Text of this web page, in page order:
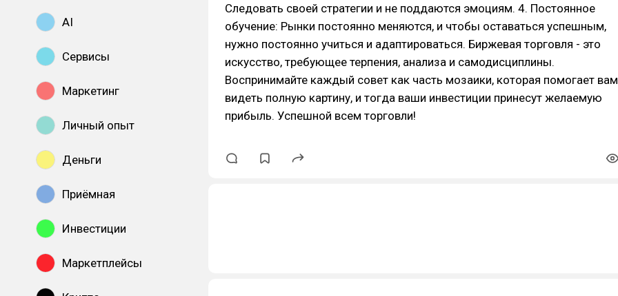
AI
Сервисы
Маркетинг
Личный опыт
Деньги
Приёмная
Инвестиции
Маркетплейсы
Следовать своей стратегии и не поддаются эмоциям. 4. Постоянное
обучение: Рынки постоянно меняются, и чтобы оставаться успешным,
нужно постоянно учиться и адаптироваться. Биржевая торговля - это
искусство, требующее терпения, анализа и самодисциплины.
Воспринимайте каждый совет как часть мозаики, которая помогает вам
видеть полную картину, и тогда ваши инвестиции принесут желаемую
прибыль. Успешной всем торговли!